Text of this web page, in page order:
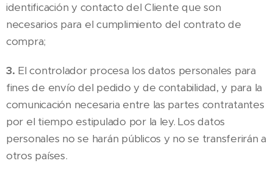
identificación y contacto del Cliente que son
necesarios para el cumplimiento del contrato de
compra;
3. El controlador procesa los datos personales para
fines de envío del pedido y de contabilidad, y para la
comunicación necesaria entre las partes contratantes
por el tiempo estipulado por la ley. Los datos
personales no se harán públicos y no se transferirán a
otros países.